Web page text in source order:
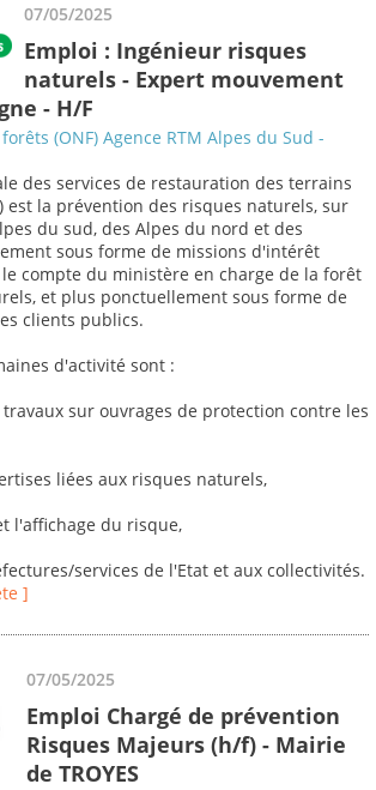
07/05/2025
Emploi : Ingénieur risques
naturels - Expert mouvement
- H/F
(ONF) Agence RTM Alpes du Sud -
des services de restauration des terrains
est la prévention des risques naturels, sur
du sud, des Alpes du nord et des
sous forme de missions d'intérêt
compte du ministère en charge de la forêt
et plus ponctuellement sous forme de
clients publics.
d'activité sont :
sur ouvrages de protection contre les
liées aux risques naturels,
l'affichage du risque,
services de l'Etat et aux collectivités.
]
07/05/2025
Emploi Chargé de prévention
Risques Majeurs (h/f) - Mairie
de TROYES